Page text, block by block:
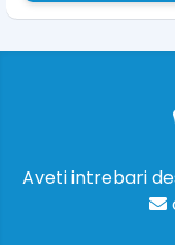
Aveti intrebari